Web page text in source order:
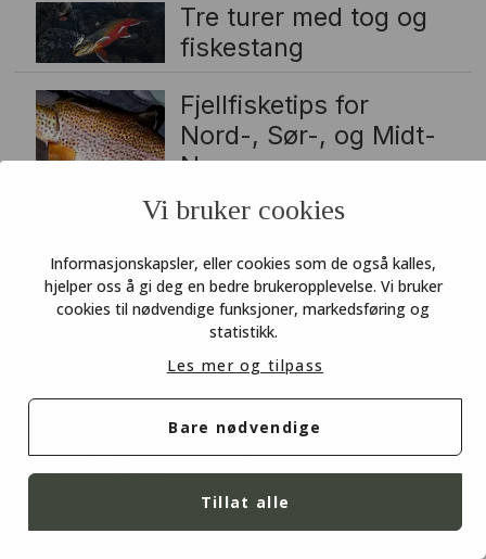
Vi bruker cookies
Informasjonskapsler, eller cookies som de også kalles,
hjelper oss å gi deg en bedre brukeropplevelse. Vi bruker
cookies til nødvendige funksjoner, markedsføring og
statistikk.
Les mer og tilpass
Bare nødvendige
Tillat alle
Tre turer med tog og
fiskestang
Fjellfisketips for
Nord-, Sør-, og Midt-
Norge
Frister ledige kort og
tidlig jaktstart? Gå for
due, gås og rådyr i år
Anton traff ørretbettet
i Børgefjell
Lokalkjentes tips til
laksefiske i Akerselva